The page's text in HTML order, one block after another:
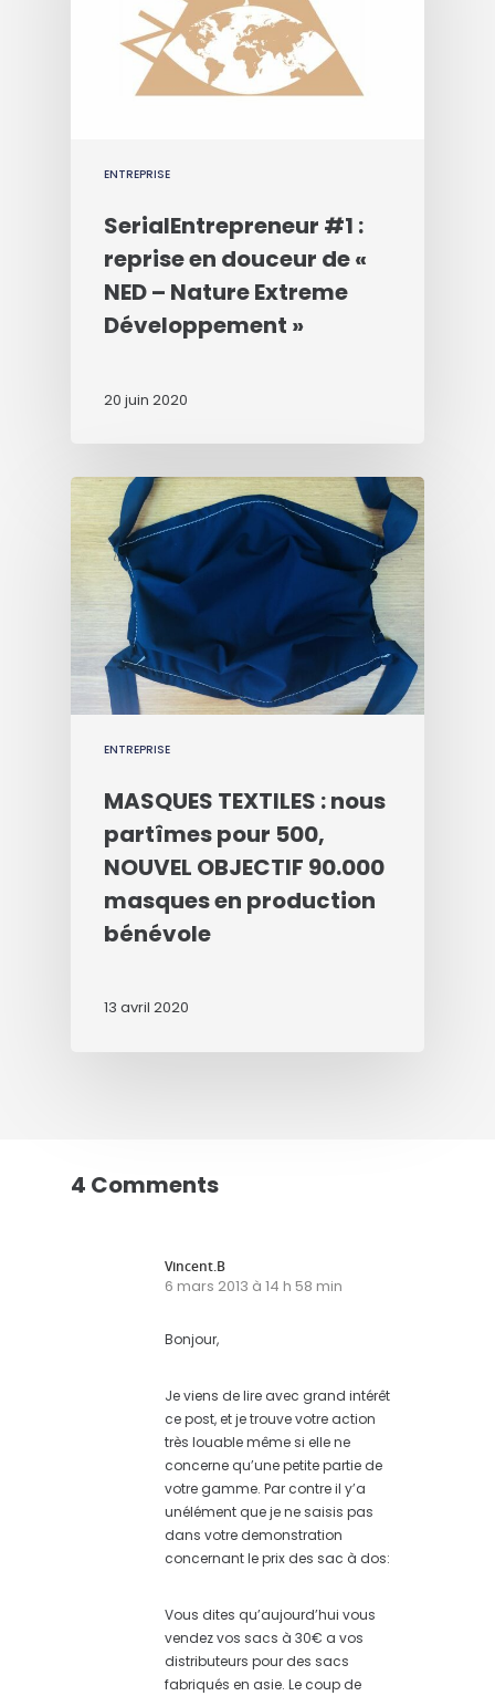
ENTREPRISE
SerialEntrepreneur #1 :
reprise en douceur de «
NED – Nature Extreme
Développement »
20 juin 2020
ENTREPRISE
MASQUES TEXTILES : nous
partîmes pour 500,
NOUVEL OBJECTIF 90.000
masques en production
bénévole
13 avril 2020
4 Comments
Vincent.B
6 mars 2013 à 14 h 58 min
Bonjour,
Je viens de lire avec grand intérêt
ce post, et je trouve votre action
très louable même si elle ne
concerne qu’une petite partie de
votre gamme. Par contre il y’a
unélément que je ne saisis pas
dans votre demonstration
concernant le prix des sac à dos:
Vous dites qu’aujourd’hui vous
vendez vos sacs à 30€ a vos
distributeurs pour des sacs
fabriqués en asie. Le coup de